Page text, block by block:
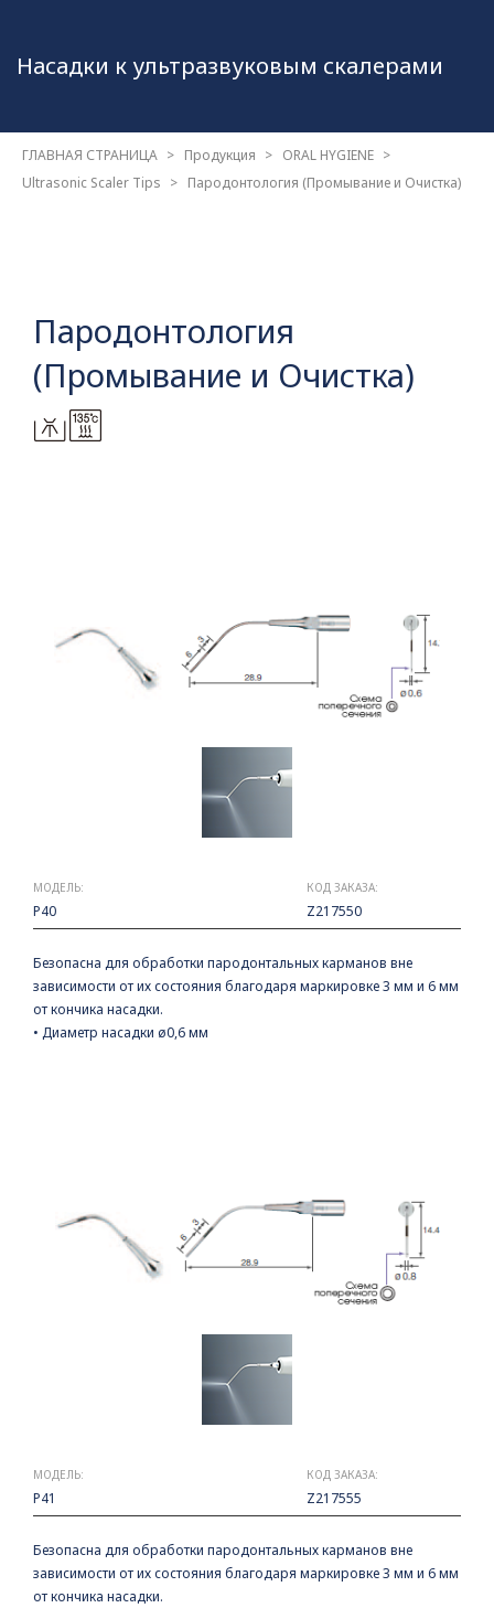
Насадки к ультразвуковым скалерами
ГЛАВНАЯ СТРАНИЦА Продукция
ORAL HYGIENE
Ultrasonic Scaler Tips
Пародонтология (Промывание и Очистка)
Пародонтология
(Промывание и Очистка)
МОДЕЛЬ:
P40
КОД ЗАКАЗА:
Z217550
Безопасна для обработки пародонтальных карманов вне
зависимости от их состояния благодаря маркировке 3 мм и 6 мм
от кончика насадки.
• Диаметр насадки ø0,6 мм
МОДЕЛЬ:
P41
КОД ЗАКАЗА:
Z217555
Безопасна для обработки пародонтальных карманов вне
зависимости от их состояния благодаря маркировке 3 мм и 6 мм
от кончика насадки.